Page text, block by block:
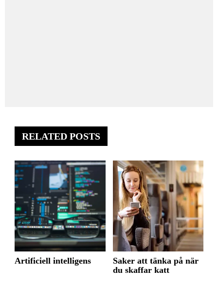
RELATED POSTS
Artificiell intelligens
Saker att tänka på när
du skaffar katt